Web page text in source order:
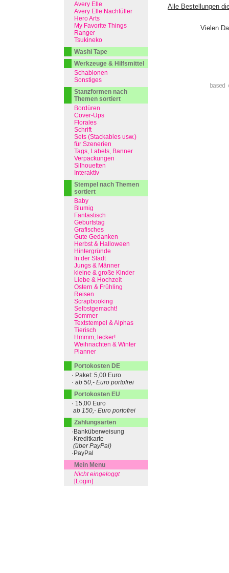
Alle Bestellungen
Vielen
Avery Elle
Avery Elle Nachfüller
Hero Arts
My Favorite Things
Ranger
Tsukineko
Washi Tape
Werkzeuge & Hilfsmittel
Schablonen
Sonstiges
Stanzformen nach
Themen sortiert
Bordüren
Cover-Ups
Florales
Schrift
Sets (Stackables usw.)
für Szenerien
Tags, Labels, Banner
Verpackungen
Silhouetten
Interaktiv
Stempel nach Themen
sortiert
Baby
Blumig
Fantastisch
Geburtstag
Grafisches
Gute Gedanken
Herbst & Halloween
Hintergründe
In der Stadt
Jungs & Männer
kleine & große Kinder
Liebe & Hochzeit
Ostern & Frühling
Reisen
Scrapbooking
Selbstgemacht!
Sommer
Textstempel & Alphas
Tierisch
Hmmm, lecker!
Weihnachten & Winter
Planner
Portokosten DE
· Paket: 5,00 Euro
· ab 50,- Euro portofrei
Portokosten EU
· 15,00 Euro
ab 150,- Euro portofrei
Zahlungsarten
·Banküberweisung
·Kreditkarte
(über PayPal)
·PayPal
Mein Menu
Nicht eingeloggt
[Login]